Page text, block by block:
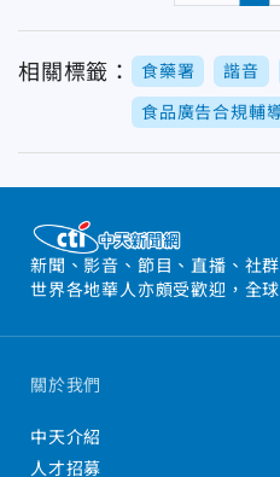
相關標籤： 食藥署 諧音
食品廣告合規輔
新聞、影音、節目、直播、社
世界各地華人亦頗受歡迎，全
關於我們
中天介紹
人才招募